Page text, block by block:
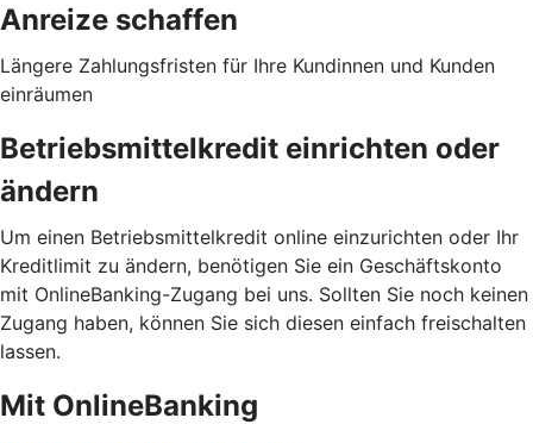
Anreize schaffen
Längere Zahlungsfristen für Ihre Kundinnen und Kunden
einräumen
Betriebsmittelkredit einrichten oder
ändern
Um einen Betriebsmittelkredit online einzurichten oder Ihr
Kreditlimit zu ändern, benötigen Sie ein Geschäftskonto
mit OnlineBanking-Zugang bei uns. Sollten Sie noch keinen
Zugang haben, können Sie sich diesen einfach freischalten
lassen.
Mit OnlineBanking